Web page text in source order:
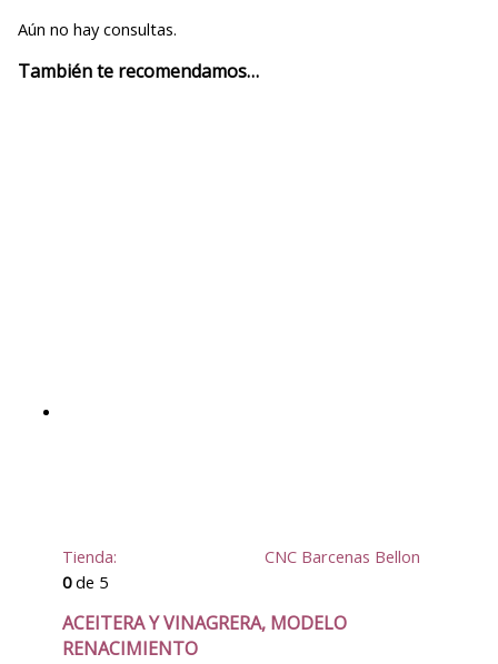
Aún no hay consultas.
También te recomendamos…
Tienda:
CNC Barcenas Bellon
0de 5
ACEITERA Y VINAGRERA, MODELO
RENACIMIENTO